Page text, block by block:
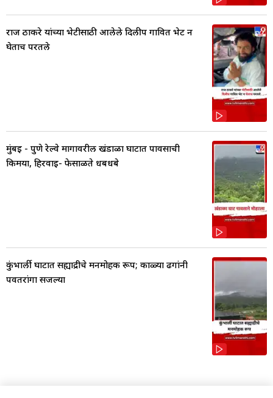
राज ठाकरे यांच्या भेटीसाठी आलेले दिलीप गावित भेट न
घेताच परतले
मुंबई - पुणे रेल्वे मार्गावरील खंडाळा घाटात पावसाची
किमया, हिरवाई- फेसाळते धबधबे
कुंभार्ली घाटात सह्याद्रीचे मनमोहक रूप; काळ्या ढगांनी
पर्वतरांगा सजल्या